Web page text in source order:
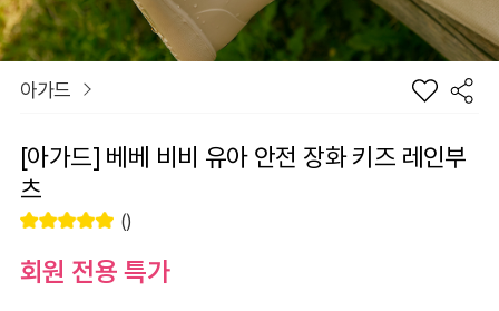
아가드
[아가드] 베베 비비 유아 안전 장화 키즈 레인부
츠
()
회원 전용 특가